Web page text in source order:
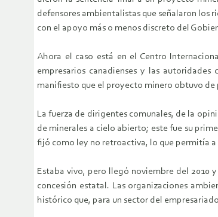
defensores ambientalistas que señalaron los
con el apoyo más o menos discreto del
Ahora el caso está en el Centro
empresarios canadienses y las
manifiesto que el proyecto minero obtuvo de
La fuerza de dirigentes comunales, de la
de minerales a cielo abierto; este fue su
fijó como ley no retroactiva, lo que permitía
Estaba vivo, pero llegó noviembre del 2010
concesión estatal. Las organizaciones
histórico que, para un sector del